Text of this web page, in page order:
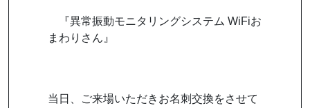
『異常振動モニタリングシステム WiFiお
まわりさん』
当日、ご来場いただきお名刺交換をさせて